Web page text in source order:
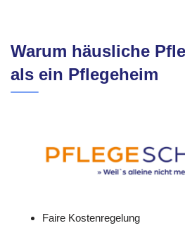
Warum häusliche
als ein Pflegeheim
Faire Kostenregelung